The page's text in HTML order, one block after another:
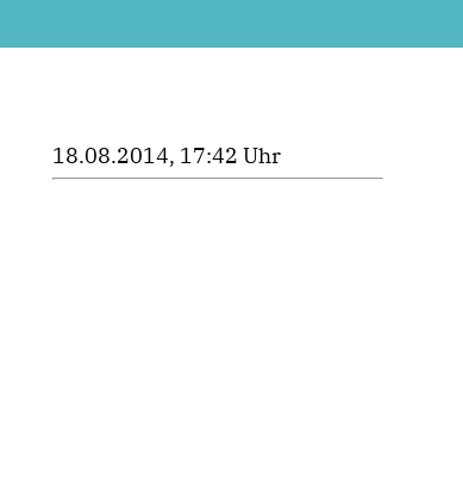
18.08.2014, 17:42 Uhr